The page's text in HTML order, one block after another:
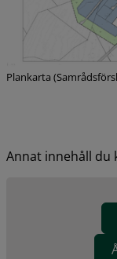
Plankarta
Annat innehåll du